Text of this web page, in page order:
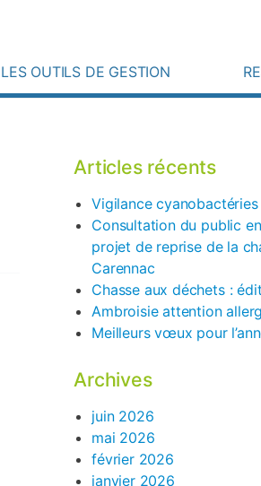
LES OUTILS DE GESTION
Articles récents
Vigilance cyanobactéries
Consultation du public
projet de reprise de la
Carennac
Chasse aux déchets :
Ambroisie attention
Meilleurs vœux pour
Archives
juin 2026
mai 2026
février 2026
janvier 2026